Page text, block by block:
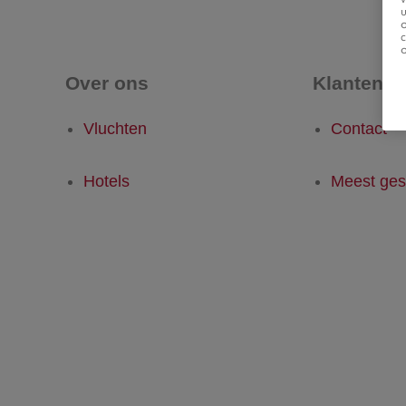
Over ons
Vluchten
Hotels
Contact
Meest